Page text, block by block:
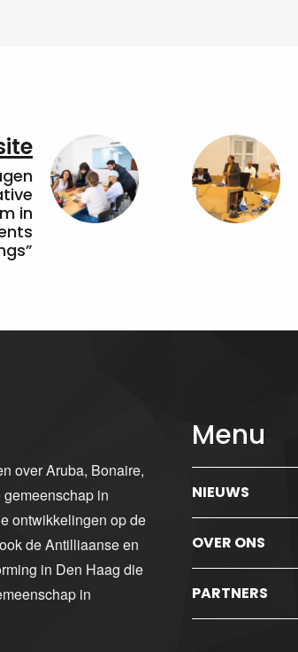
in
over Aruba, Bonaire,
in
ontwikkelingen op de
de Antilliaanse en
in Den Haag die
in
Menu
NIEUWS
OVER ONS
PARTNERS